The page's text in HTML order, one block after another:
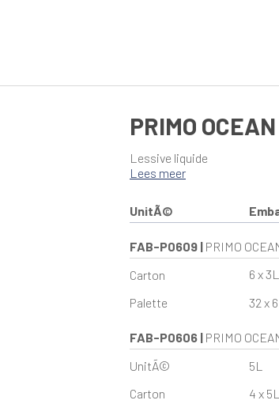
PRIMO OCEAN
Lessive liquide
Lees meer
UnitÃ©
FAB-P0609 | PRIMO
Carton
6 x
Palette
32 x
FAB-P0606 | PRIMO
UnitÃ©
5L
Carton
4 x